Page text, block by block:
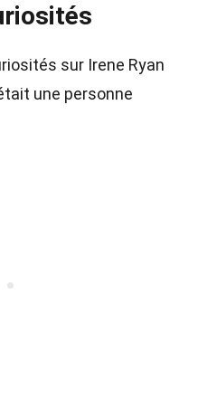
sur Irene Ryan
une personne